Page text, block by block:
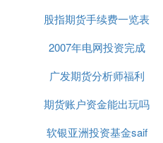
7、约翰·博格尔（John
约翰·博格尔(JohnBogle)
苦找寻的股市“钻石”，恰
8、麦克尔‧普里斯
上海
股指期货手续费一览表
2019
2007年电网投资完成
广发期货分析师福利
期货账户资金能出玩吗
软银亚洲投资基金saif